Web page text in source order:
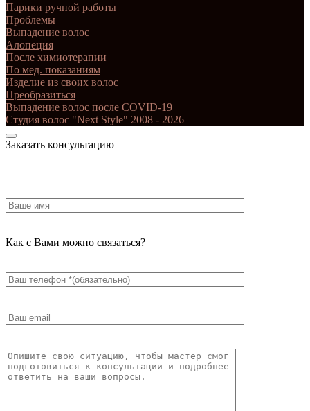
Парики ручной работы
Проблемы
Выпадение волос
Алопеция
После химиотерапии
По мед. показаниям
Изделие из своих волос
Преобразиться
Выпадение волос после COVID-19
Студия волос "Next Style" 2008 - 2026
Заказать консультацию
Как с Вами можно связаться?